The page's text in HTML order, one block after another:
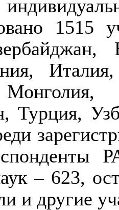
1515
Турция,
– 623,
и другие